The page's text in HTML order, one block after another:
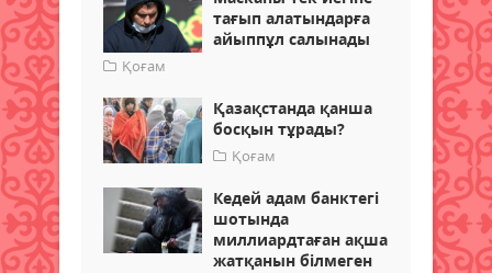
тағып алатындарға
айыппұл салынады
Қоғам
Қазақстанда қанша
босқын тұрады?
Қоғам
Кедей адам банктегі
шотында
миллиардтаған ақша
жатқанын білмеген